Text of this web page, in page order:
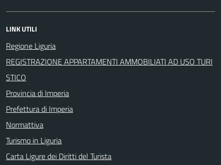
LINK UTILI
Regione Liguria
REGISTRAZIONE APPARTAMENTI AMMOBILIATI AD USO TURI
STICO
Provincia di Imperia
Prefettura di Imperia
Normattiva
Turismo in Liguria
Carta Ligure dei Diritti del Turista